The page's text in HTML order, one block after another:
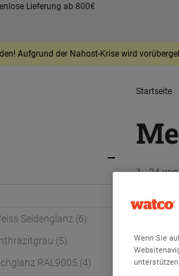
Lieferung ab 800€
Aufgrund der Nahost-Krise wird
Seidenglanz (6)
(5)
RAL9005 (4)
Startseite
1 - 24
Wenn Sie
unterstützen.